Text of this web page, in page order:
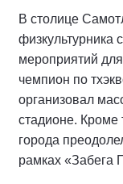
В столице
физкультурника
мероприятий
чемпион по
организовал
стадионе. Кроме
города
рамках «Забега